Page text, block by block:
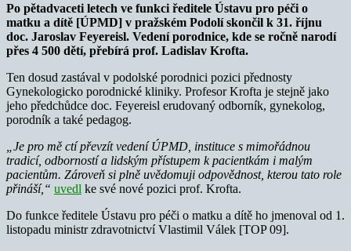
Po pětadvaceti letech ve funkci ředitele Ústavu pro péči o
matku a dítě [ÚPMD] v pražském Podolí skončil k 31. říjnu
doc. Jaroslav Feyereisl. Vedení porodnice, kde se ročně narodí
přes 4 500 dětí, přebírá prof. Ladislav Krofta.
Ten dosud zastával v podolské porodnici pozici přednosty
Gynekologicko porodnické kliniky. Profesor Krofta je stejně jako
jeho předchůdce doc. Feyereisl erudovaný odborník, gynekolog,
porodník a také pedagog.
„Je pro mě ctí převzít vedení ÚPMD, instituce s mimořádnou
tradicí, odborností a lidským přístupem k pacientkám i malým
pacientům. Zároveň si plně uvědomuji odpovědnost, kterou tato role
přináší,“ uvedl ke své nové pozici prof. Krofta.
Do funkce ředitele Ústavu pro péči o matku a dítě ho jmenoval od 1.
listopadu ministr zdravotnictví Vlastimil Válek [TOP 09].